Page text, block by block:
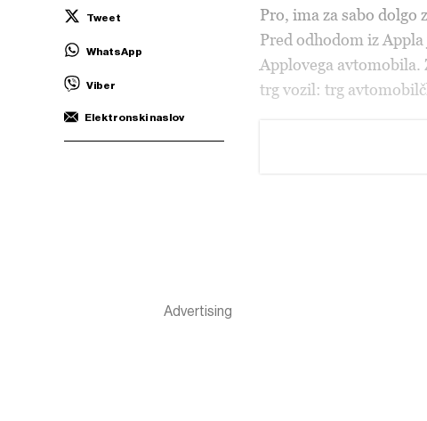
Tweet
WhatsApp
Viber
Elektronski naslov
Pro, ima za sabo
Pred odhodom iz
Applovega avtomobila.
trg vozil: trg